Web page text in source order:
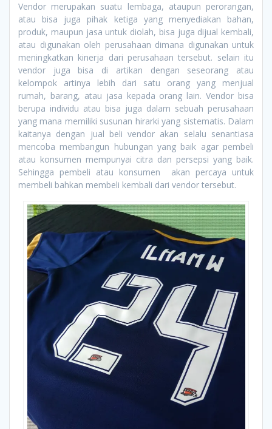
Vendor merupakan suatu lembaga, ataupun perorangan,
atau bisa juga pihak ketiga yang menyediakan bahan,
produk, maupun jasa untuk diolah, bisa juga dijual kembali,
atau digunakan oleh perusahaan dimana digunakan untuk
meningkatkan kinerja dari perusahaan tersebut. selain itu
vendor juga bisa di artikan dengan seseorang atau
kelompok artinya lebih dari satu orang yang menjual
rumah, barang, atau jasa kepada orang lain. Vendor bisa
berupa individu atau bisa juga dalam sebuah perusahaan
yang mana memiliki susunan hirarki yang sistematis. Dalam
kaitanya dengan jual beli vendor akan selalu senantiasa
mencoba membangun hubungan yang baik agar pembeli
atau konsumen mempunyai citra dan persepsi yang baik.
Sehingga pembeli atau konsumen akan percaya untuk
membeli bahkan membeli kembali dari vendor tersebut.